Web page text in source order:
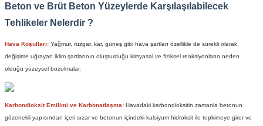
Beton ve Brüt Beton Yüzeylerde Karşılaşılabilecek
Tehlikeler Nelerdir ?
Hava Koşulları: Yağmur, rüzgar, kar, güneş gibi hava şartları özellikle de sürekli olarak
değişime uğrayan iklim şartlarının oluşturduğu kimyasal ve fiziksel reaksiyonların neden
olduğu yüzeysel bozulmalar.
Karbondioksit Emilimi ve Karbonatlaşma: Havadaki karbondioksitin zamanla betonun
gözenekli yapısından içeri sızar ve betonun içindeki kalsiyum hidroksit ile tepkimeye girer ve